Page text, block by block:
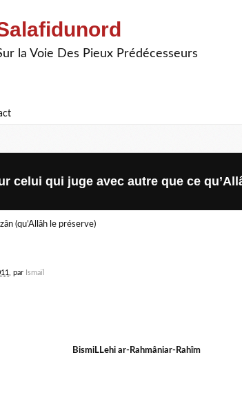
la Voie Des Pieux Prédécesseurs
celui qui juge avec autre que ce
(qu’Allâh le préserve)
, par Ismaïl
BismiLLehi ar-Rahmâniar-Rahîm